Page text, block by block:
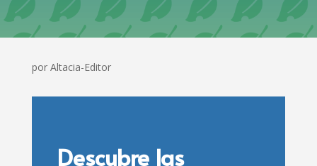
por Altacia-Editor
Descubre las